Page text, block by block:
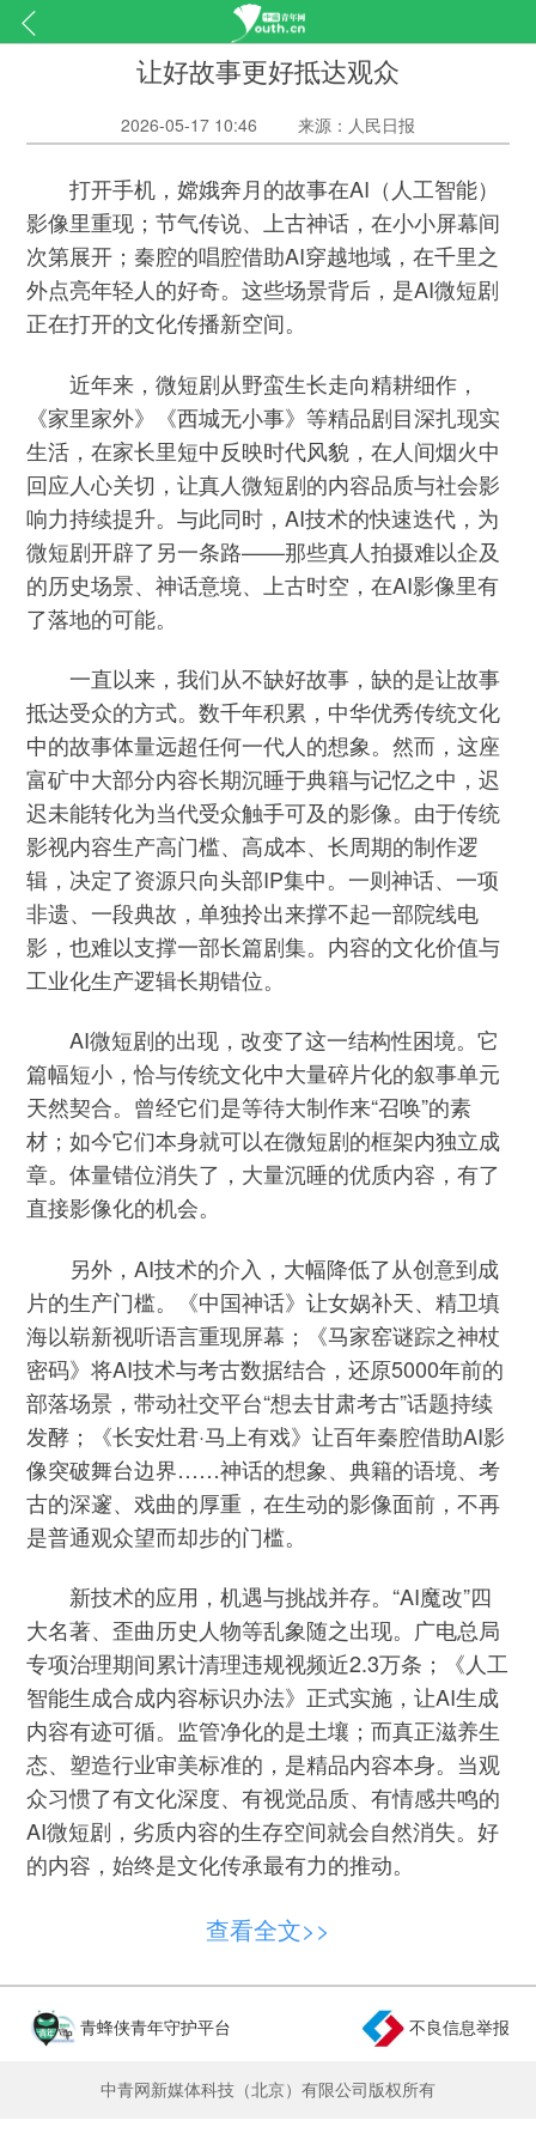
让好故事更好抵达观众
2026-05-17 10:46 来源：人民日报
打开手机，嫦娥奔月的故事在AI（人工智能）
影像里重现；节气传说、上古神话，在小小屏幕间
次第展开；秦腔的唱腔借助AI穿越地域，在千里之
外点亮年轻人的好奇。这些场景背后，是AI微短剧
正在打开的文化传播新空间。
近年来，微短剧从野蛮生长走向精耕细作，
《家里家外》《西城无小事》等精品剧目深扎现实
生活，在家长里短中反映时代风貌，在人间烟火中
回应人心关切，让真人微短剧的内容品质与社会影
响力持续提升。与此同时，AI技术的快速迭代，为
微短剧开辟了另一条路——那些真人拍摄难以企及
的历史场景、神话意境、上古时空，在AI影像里有
了落地的可能。
一直以来，我们从不缺好故事，缺的是让故事
抵达受众的方式。数千年积累，中华优秀传统文化
中的故事体量远超任何一代人的想象。然而，这座
富矿中大部分内容长期沉睡于典籍与记忆之中，迟
迟未能转化为当代受众触手可及的影像。由于传统
影视内容生产高门槛、高成本、长周期的制作逻
辑，决定了资源只向头部IP集中。一则神话、一项
非遗、一段典故，单独拎出来撑不起一部院线电
影，也难以支撑一部长篇剧集。内容的文化价值与
工业化生产逻辑长期错位。
AI微短剧的出现，改变了这一结构性困境。它
篇幅短小，恰与传统文化中大量碎片化的叙事单元
天然契合。曾经它们是等待大制作来“召唤”的素
材；如今它们本身就可以在微短剧的框架内独立成
章。体量错位消失了，大量沉睡的优质内容，有了
直接影像化的机会。
另外，AI技术的介入，大幅降低了从创意到成
片的生产门槛。《中国神话》让女娲补天、精卫填
海以崭新视听语言重现屏幕；《马家窑谜踪之神杖
密码》将AI技术与考古数据结合，还原5000年前的
部落场景，带动社交平台“想去甘肃考古”话题持续
发酵；《长安灶君·马上有戏》让百年秦腔借助AI影
像突破舞台边界……神话的想象、典籍的语境、考
古的深邃、戏曲的厚重，在生动的影像面前，不再
是普通观众望而却步的门槛。
新技术的应用，机遇与挑战并存。“AI魔改”四
大名著、歪曲历史人物等乱象随之出现。广电总局
专项治理期间累计清理违规视频近2.3万条；《人工
智能生成合成内容标识办法》正式实施，让AI生成
内容有迹可循。监管净化的是土壤；而真正滋养生
态、塑造行业审美标准的，是精品内容本身。当观
众习惯了有文化深度、有视觉品质、有情感共鸣的
AI微短剧，劣质内容的生存空间就会自然消失。好
的内容，始终是文化传承最有力的推动。
文化传承，在每个时代都有新的载体。雕版印
边界。今天，AI微短剧在某种程度上正在承担相似
的角色——让那些长期难以影像化的传统文化内
出西北，当《山海经》的神话故事在新的视听语言
查看全文>>
青蜂侠青年守护平台 不良信息举报
中青网新媒体科技（北京）有限公司版权所有